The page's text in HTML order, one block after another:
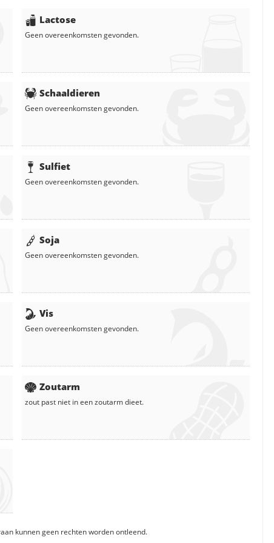
Lactose
Geen overeenkomsten gevonden.
Schaaldieren
Geen overeenkomsten gevonden.
Sulfiet
Geen overeenkomsten gevonden.
Soja
Geen overeenkomsten gevonden.
Vis
Geen overeenkomsten gevonden.
Zoutarm
zout past niet in een zoutarm dieet.
kunnen geen rechten worden ontleend.